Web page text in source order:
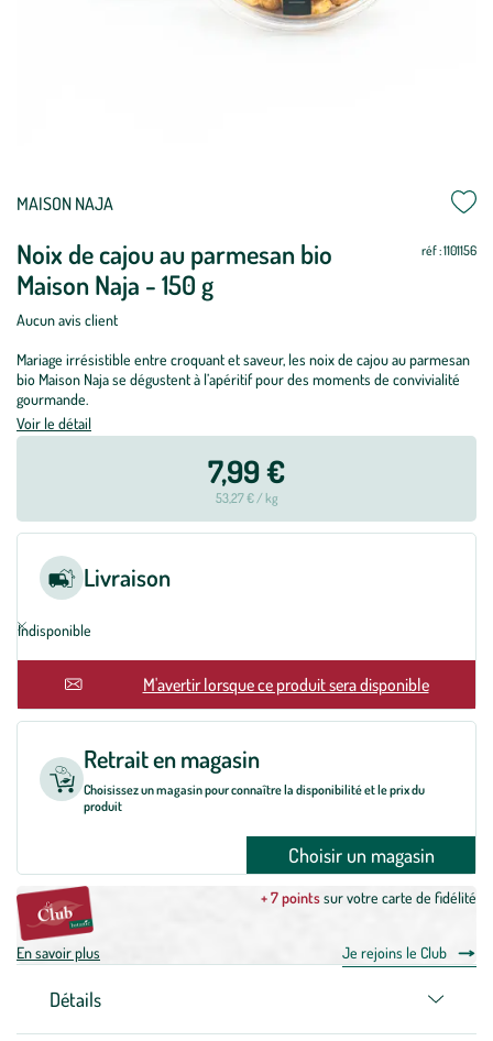
MAISON NAJA
Noix de cajou au parmesan bio
Maison Naja - 150 g
réf : 1101156
Aucun avis client
Mariage irrésistible entre croquant et saveur, les noix de cajou au parmesan
bio Maison Naja se dégustent à l’apéritif pour des moments de convivialité
gourmande.
Voir le détail
7,99 €
53,27 € / kg
Livraison
Indisponible
M'avertir lorsque ce produit sera disponible
Retrait en magasin
Choisissez un magasin pour connaître la disponibilité et le prix du
produit
Choisir un magasin
+ 7 pointssur votre carte de fidélité
En savoir plus Je rejoins le Club
Détails